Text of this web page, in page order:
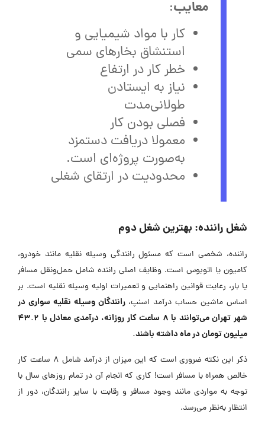
معایب:
کار با مواد شیمیایی و
استنشاق بخارهای سمی
خطر کار در ارتفاع
نیاز به ایستادن
طولانی‌مدت
فصلی بودن کار
معمولا دریافت دستمزد
به‌صورت پروژه‌ای است.
محدودیت در ارتقای شغلی
شغل راننده: بهترین شغل دوم
راننده، شخصی است که مسئول رانندگی وسیله ‌نقلیه مانند خودرو،
کامیون یا اتوبوس است. وظایف اصلی راننده شامل حمل‌ونقل مسافر
یا بار، رعایت قوانین راهنمایی و تعمیرات اولیه وسیله نقلیه است. بر
اساس ماشین حساب درآمد اسنپ،رانندگان وسیله نقلیه سواری در
شهر تهران می‌توانند با 8 ساعت کار روزانه، درآمدی معادل با 43.2
میلیون تومان در ماه داشته باشند.
ذکر این نکته ضروری است که این میزان از درآمد شامل 8 ساعت کار
خالص همراه با مسافر است! کاری که انجام آن در تمام روزهای سال با
توجه به مواردی مانند وجود مسافر و رقابت با سایر رانندگان، دور از
انتظار به‌نظر می‌رسد.